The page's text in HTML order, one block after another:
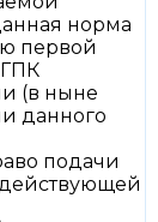
норма
первой
ГПК
(в ныне
данного
подачи